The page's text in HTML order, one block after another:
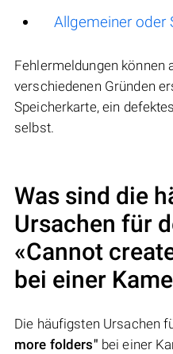
Allgemeiner oder
Fehlermeldungen können
verschiedenen Gründen
Speicherkarte, ein
selbst.
Was sind die
Ursachen für
«Cannot
bei einer
Die häufigsten Ursachen
more folders" bei einer